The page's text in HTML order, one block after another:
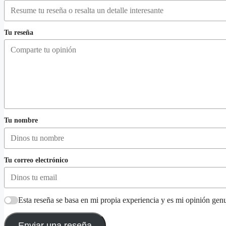
Tu reseña
Tu nombre
Tu correo electrónico
Esta reseña se basa en mi propia experiencia y es mi opinión